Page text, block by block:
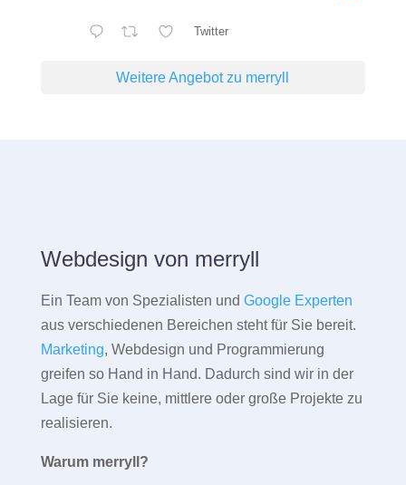
Twitter
Weitere Angebot zu merryll
Webdesign von merryll
Ein Team von Spezialisten und Google Experten
aus verschiedenen Bereichen steht für Sie bereit.
Marketing, Webdesign und Programmierung
greifen so Hand in Hand. Dadurch sind wir in der
Lage für Sie keine, mittlere oder große Projekte zu
realisieren.
Warum merryll?